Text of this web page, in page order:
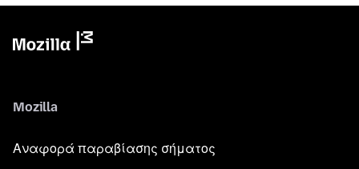
Mozilla
Αναφορά παραβίασης σήματος